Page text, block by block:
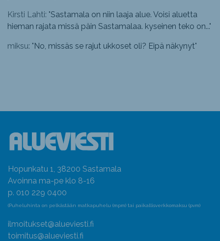
Kirsti Lahti: "Sastamala on niin laaja alue. Voisi aluetta
hieman rajata missä päin Sastamalaa. kyseinen teko on..."
miksu: "No, missäs se rajut ukkoset oli? Eipä näkynyt"
Hopunkatu 1, 38200 Sastamala
Avoinna ma-pe klo 8-16
p. 010 229 0400
(Puheluhinta on pelkästään matkapuhelu (mpm) tai paikallisverkkomaksu (pvm)
ilmoitukset@alueviesti.fi
toimitus@alueviesti.fi